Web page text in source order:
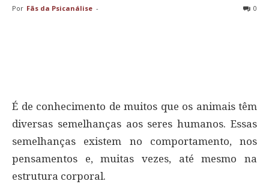
Por Fãs da Psicanálise - 0
É de conhecimento de muitos que os animais têm
diversas semelhanças aos seres humanos. Essas
semelhanças existem no comportamento, nos
pensamentos e, muitas vezes, até mesmo na
estrutura corporal.